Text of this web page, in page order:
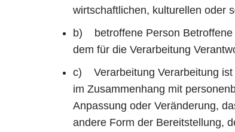
wirtschaftlichen, kulturellen oder
b) betroffene Person Betroffene
dem für die Verarbeitung
c) Verarbeitung Verarbeitung ist
im Zusammenhang mit
Anpassung oder Veränderung,
andere Form der Bereitstellung,